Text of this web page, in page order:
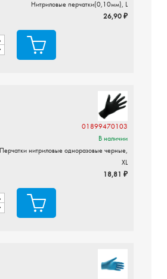
Нитриловые перчатки(0,10мм), L
26,90 ₽
01899470103
В наличии
Перчатки нитриловые одноразовые черные,
XL
18,81 ₽